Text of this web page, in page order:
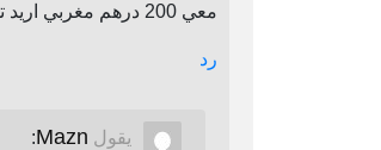
معي 200 درهم مغربي اريد تحويل الي جنية مصري اين يمكنني أن احول
رد
يقول Mazn
: